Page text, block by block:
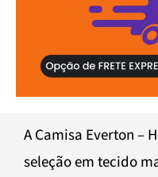
A Camisa Everton –
seleção em tecido